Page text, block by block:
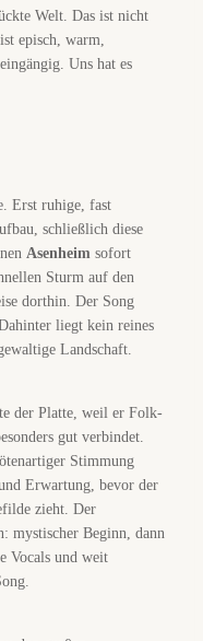
Welt. Das ist nicht
episch, warm,
Uns hat es
Erst ruhige, fast
schließlich diese
Asenheim sofort
Sturm auf den
dorthin. Der Song
liegt kein reines
Landschaft.
der Platte, weil er Folk-
gut verbindet.
Stimmung
Erwartung, bevor der
zieht. Der
mystischer Beginn, dann
Vocals und weit